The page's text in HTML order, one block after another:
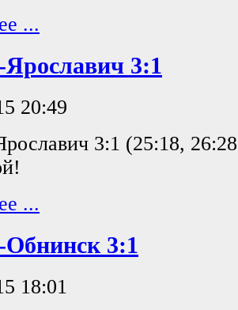
...
Ярославич 3:1
20:49
3:1 (25:18,
...
Обнинск 3:1
18:01